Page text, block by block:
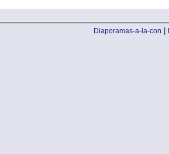
Diaporamas-a-la-con